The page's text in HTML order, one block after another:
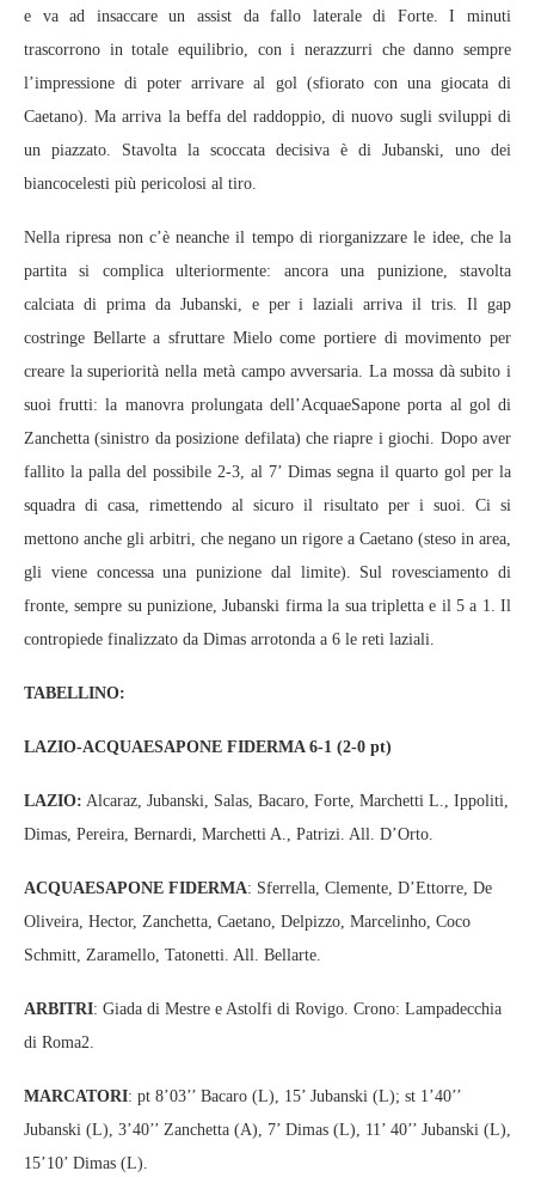
e va ad insaccare un assist da fallo laterale di Forte. I minuti
trascorrono in totale equilibrio, con i nerazzurri che danno sempre
l’impressione di poter arrivare al gol (sfiorato con una giocata di
Caetano). Ma arriva la beffa del raddoppio, di nuovo sugli sviluppi di
un piazzato. Stavolta la scoccata decisiva è di Jubanski, uno dei
biancocelesti più pericolosi al tiro.
Nella ripresa non c’è neanche il tempo di riorganizzare le idee, che la
partita si complica ulteriormente: ancora una punizione, stavolta
calciata di prima da Jubanski, e per i laziali arriva il tris. Il gap
costringe Bellarte a sfruttare Mielo come portiere di movimento per
creare la superiorità nella metà campo avversaria. La mossa dà subito i
suoi frutti: la manovra prolungata dell’AcquaeSapone porta al gol di
Zanchetta (sinistro da posizione defilata) che riapre i giochi. Dopo aver
fallito la palla del possibile 2-3, al 7’ Dimas segna il quarto gol per la
squadra di casa, rimettendo al sicuro il risultato per i suoi. Ci si
mettono anche gli arbitri, che negano un rigore a Caetano (steso in area,
gli viene concessa una punizione dal limite). Sul rovesciamento di
fronte, sempre su punizione, Jubanski firma la sua tripletta e il 5 a 1. Il
contropiede finalizzato da Dimas arrotonda a 6 le reti laziali.
TABELLINO:
LAZIO-ACQUAESAPONE FIDERMA 6-1 (2-0 pt)
LAZIO: Alcaraz, Jubanski, Salas, Bacaro, Forte, Marchetti L., Ippoliti,
Dimas, Pereira, Bernardi, Marchetti A., Patrizi. All. D’Orto.
ACQUAESAPONE FIDERMA: Sferrella, Clemente, D’Ettorre, De
Oliveira, Hector, Zanchetta, Caetano, Delpizzo, Marcelinho, Coco
Schmitt, Zaramello, Tatonetti. All. Bellarte.
ARBITRI: Giada di Mestre e Astolfi di Rovigo. Crono: Lampadecchia
di Roma2.
MARCATORI: pt 8’03’’ Bacaro (L), 15’ Jubanski (L); st 1’40’’
Jubanski (L), 3’40’’ Zanchetta (A), 7’ Dimas (L), 11’ 40’’ Jubanski (L),
15’10’ Dimas (L).